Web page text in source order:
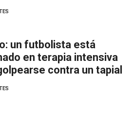
un futbolista está
en terapia intensiva
contra un tapial